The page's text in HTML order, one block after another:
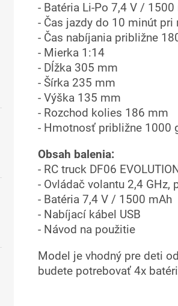
- Batéria Li-Po 7,4 V / 1500
- Čas jazdy do 10 minút
- Čas nabíjania približne
- Mierka 1:14
- Dĺžka 305 mm
- Šírka 235 mm
- Výška 135 mm
- Rozchod kolies 186 mm
- Hmotnosť približne 1000
Obsah balenia:
- RC truck DF06
- Ovládač volantu 2,4 GHz,
- Batéria 7,4 V / 1500 mAh
- Nabíjací kábel USB
- Návod na použitie
Model je vhodný pre deti
budete potrebovať 4x